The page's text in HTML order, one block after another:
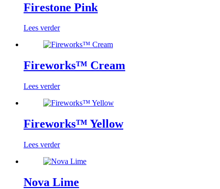
Firestone Pink
Lees verder
Fireworks™ Cream
Lees verder
Fireworks™ Yellow
Lees verder
Nova Lime